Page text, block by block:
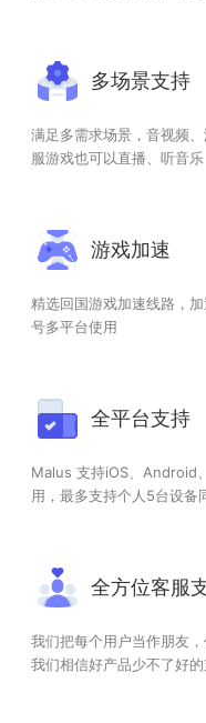
多场景支持
满足多需求场景，音视频
服游戏也可以直播、听音乐
游戏加速
精选回国游戏加速线路，
号多平台使用
全平台支持
Malus 支持iOS、Android
用，最多支持个人5台设备
全方位客服
我们把每个用户当作朋友
我们相信好产品少不了好